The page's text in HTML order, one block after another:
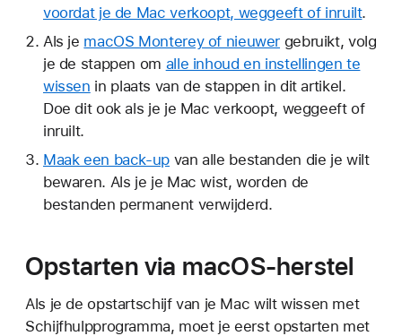
voordat je de Mac verkoopt, weggeeft of inruilt.
Als je macOS Monterey of nieuwer gebruikt, volg
je de stappen om alle inhoud en instellingen te
wissen in plaats van de stappen in dit artikel.
Doe dit ook als je je Mac verkoopt, weggeeft of
inruilt.
Maak een back-up van alle bestanden die je wilt
bewaren. Als je je Mac wist, worden de
bestanden permanent verwijderd.
Opstarten via macOS-herstel
Als je de opstartschijf van je Mac wilt wissen met
Schijfhulpprogramma, moet je eerst opstarten met